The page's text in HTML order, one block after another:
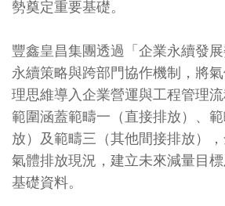
勢奠定重要基礎。
豐鑫皇昌集團透過「企業永續發
永續策略與跨部門協作機制，將
理思維導入企業營運與工程管理
範圍涵蓋範疇一（直接排放）、
放）及範疇三（其他間接排放）
氣體排放現況，建立未來減量目
基礎資料。